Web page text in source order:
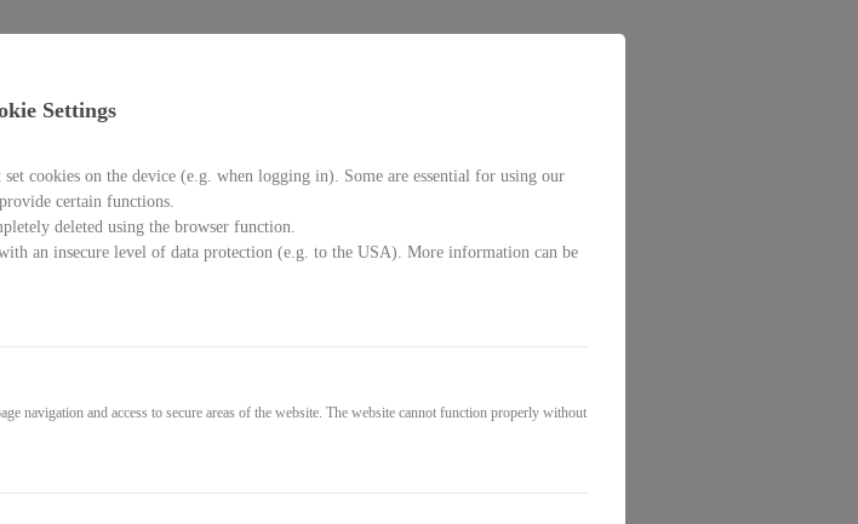
Settings
cookies on the device (e.g. when logging in). Some are essential for using our
certain functions.
deleted using the browser function.
an insecure level of data protection (e.g. to the USA). More information can be
navigation and access to secure areas of the website. The website cannot function properly without